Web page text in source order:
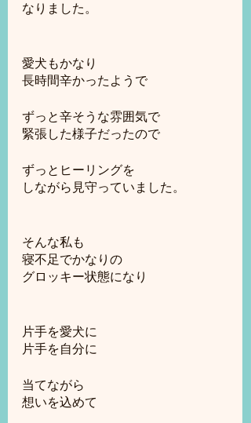
なりました。
愛犬もかなり
長時間辛かったようで
ずっと辛そうな雰囲気で
緊張した様子だったので
ずっとヒーリングを
しながら見守っていました。
そんな私も
寝不足でかなりの
グロッキー状態になり
片手を愛犬に
片手を自分に
当てながら
想いを込めて